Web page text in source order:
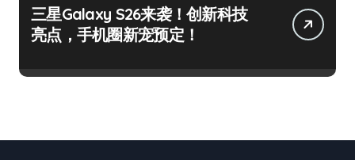
三星Galaxy S26来袭！创新科技
亮点，手机圈新宠预定！